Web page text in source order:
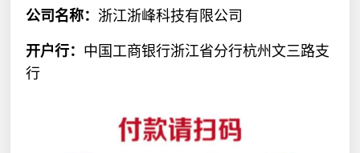
公司名称：浙江浙峰科技有限公司
开户行： 中国工商银行浙江省分行杭州文三路支
行